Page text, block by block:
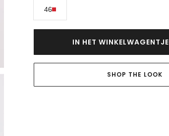
46
IN HET WINKELWAGENTJE
SHOP THE LOOK